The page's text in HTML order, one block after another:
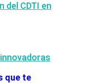
del CDTI en
que te